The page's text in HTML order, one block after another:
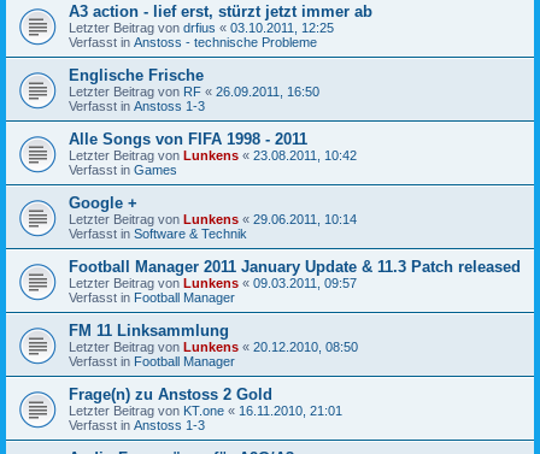
A3 action - lief erst, stürzt jetzt immer ab
Letzter Beitrag von drfius « 03.10.2011, 12:25
Verfasst in Anstoss - technische Probleme
Englische Frische
Letzter Beitrag von RF « 26.09.2011, 16:50
Verfasst in Anstoss 1-3
Alle Songs von FIFA 1998 - 2011
Letzter Beitrag von Lunkens « 23.08.2011, 10:42
Verfasst in Games
Google +
Letzter Beitrag von Lunkens « 29.06.2011, 10:14
Verfasst in Software & Technik
Football Manager 2011 January Update & 11.3 Patch released
Letzter Beitrag von Lunkens « 09.03.2011, 09:57
Verfasst in Football Manager
FM 11 Linksammlung
Letzter Beitrag von Lunkens « 20.12.2010, 08:50
Verfasst in Football Manager
Frage(n) zu Anstoss 2 Gold
Letzter Beitrag von KT.one « 16.11.2010, 21:01
Verfasst in Anstoss 1-3